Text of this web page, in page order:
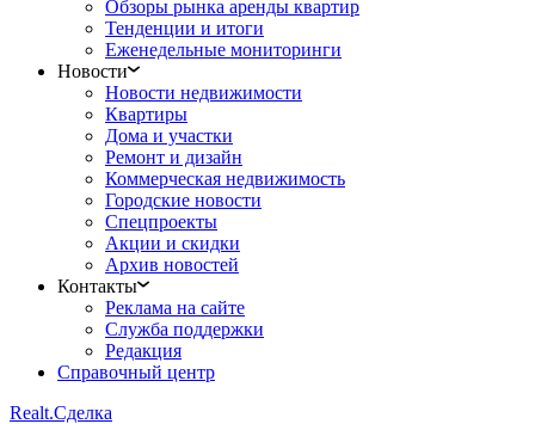
Обзоры рынка аренды квартир
Тенденции и итоги
Еженедельные мониторинги
Новости
Новости недвижимости
Квартиры
Дома и участки
Ремонт и дизайн
Коммерческая недвижимость
Городские новости
Спецпроекты
Акции и скидки
Архив новостей
Контакты
Реклама на сайте
Служба поддержки
Редакция
Справочный центр
Realt.Сделка